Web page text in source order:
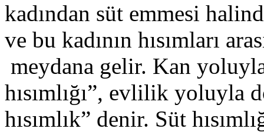
kadından süt emmesi
ve bu kadının hısımları
meydana gelir. Kan yoluyla
hısımlığı”, evlilik yoluyla
hısımlık” denir. Süt